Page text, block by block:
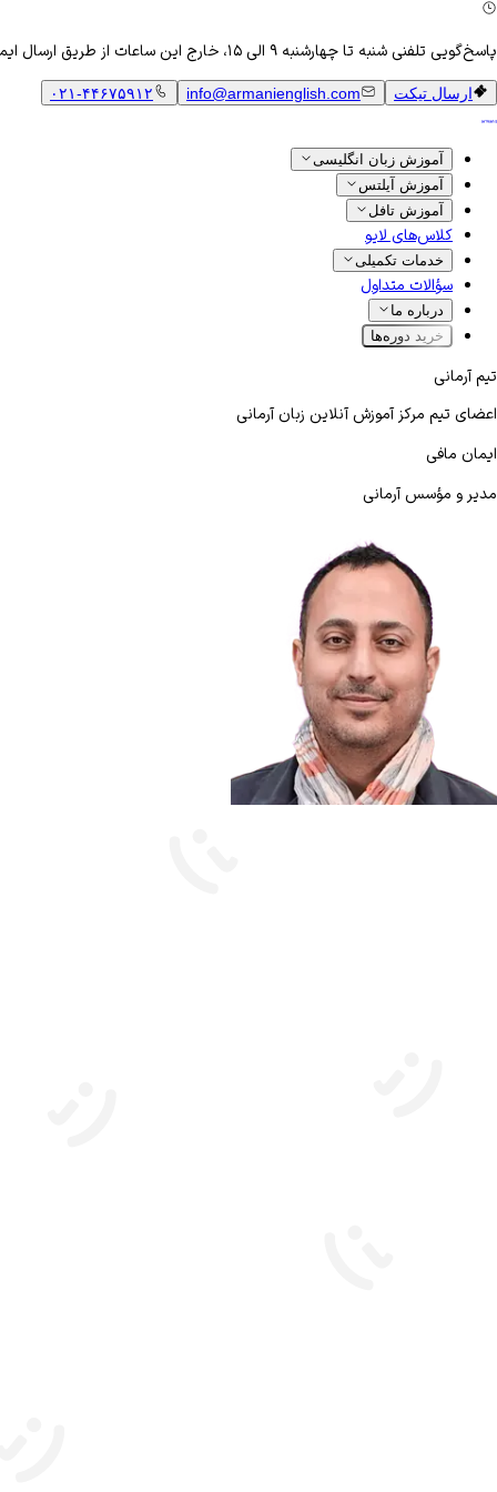
پاسخ‌گویی تلفنی شنبه تا چهارشنبه ۹ الی ۱۵، خارج این ساعات از طریق ارسال ایمیل
ارسال تیکت info@armanienglish.com ۰۲۱-۴۴۶۷۵۹۱۲
آموزش زبان انگلیسی
آموزش آیلتس
آموزش تافل
کلاس‌های لایو
خدمات تکمیلی
سؤالات متداول
درباره ما
خرید دوره‌ها
تیم آرمانی
اعضای تیم مرکز آموزش آنلاین زبان آرمانی
ایمان مافی
مدیر و مؤسس آرمانی